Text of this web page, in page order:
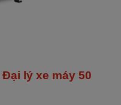
Đại lý xe máy 50